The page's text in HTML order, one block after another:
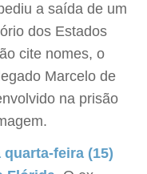
a saída de um
dos Estados
cite nomes, o
Marcelo de
na prisão
feira (15)